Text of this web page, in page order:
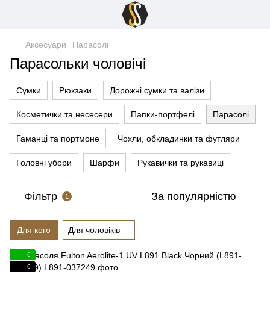
Аксесуари Парасолі
Парасольки чоловічі
Сумки Рюкзаки Дорожні сумки та валізи
Косметички та несесери Папки-портфелі Парасолі
Гаманці та портмоне Чохли, обкладинки та футляри
Головні убори Шарфи Рукавички та рукавиці
Фільтр 1 За популярністю
Для кого Для чоловіків
6
6